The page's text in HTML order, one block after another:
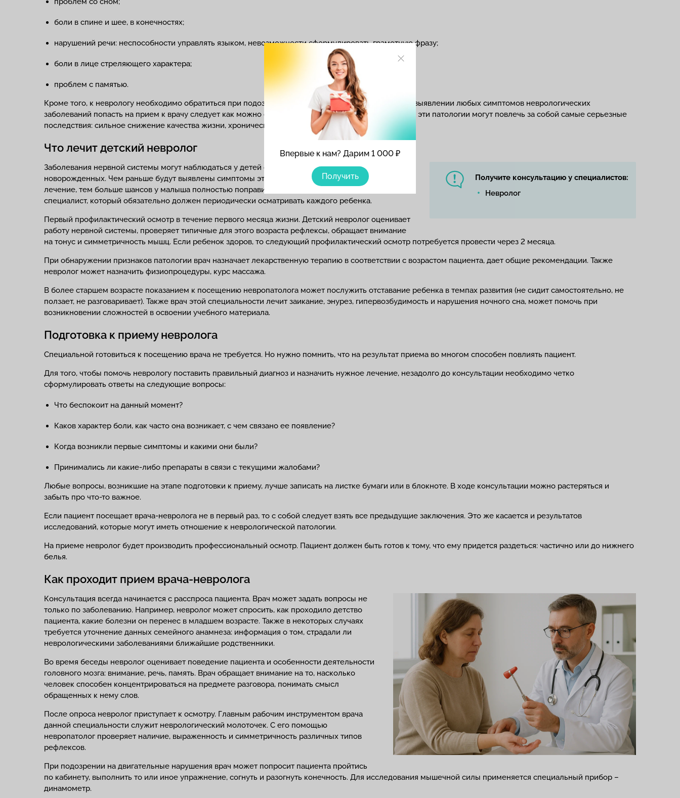
Впервые к нам? Дарим 1 000 ₽
Получить
боли в спине и шее, в конечностях;
нарушений речи: неспособности управлять языком, невозможности сформулировать грамотную фразу;
боли в лице стреляющего характера;
проблем с памятью.
Кроме того, к неврологу необходимо обратиться при подозрении на травму нервной системы. При выявлении любых симптомов неврологических
заболеваний попасть на прием к врачу следует как можно скорее, так как без правильного лечения эти патологии могут повлечь за собой самые серьезные
последствия: сильное снижение качества жизни, хронические боли, инвалидность.
Что лечит детский невролог
Получите консультацию у специалистов:
Невролог
Заболевания нервной системы могут наблюдаться у детей самого разного возраста, в том числе у
новорожденных. Чем раньше будут выявлены симптомы этих болезней и назначено оптимальное
лечение, тем больше шансов у малыша полностью поправиться. Поэтому невропатолог – это
специалист, который обязательно должен периодически осматривать каждого ребенка.
Первый профилактический осмотр в течение первого месяца жизни. Детский невролог оценивает
работу нервной системы, проверяет типичные для этого возраста рефлексы, обращает внимание
на тонус и симметричность мышц. Если ребенок здоров, то следующий профилактический осмотр потребуется провести через 2 месяца.
При обнаружении признаков патологии врач назначает лекарственную терапию в соответствии с возрастом пациента, дает общие рекомендации. Также
невролог может назначить физиопроцедуры, курс массажа.
В более старшем возрасте показанием к посещению невропатолога может послужить отставание ребенка в темпах развития (не сидит самостоятельно, не
ползает, не разговаривает). Также врач этой специальности лечит заикание, энурез, гипервозбудимость и нарушения ночного сна, может помочь при
возникновении сложностей в освоении учебного материала.
Подготовка к приему невролога
Специальной готовиться к посещению врача не требуется. Но нужно помнить, что на результат приема во многом способен повлиять пациент.
Для того, чтобы помочь неврологу поставить правильный диагноз и назначить нужное лечение, незадолго до консультации необходимо четко
сформулировать ответы на следующие вопросы:
Что беспокоит на данный момент?
Каков характер боли, как часто она возникает, с чем связано ее появление?
Когда возникли первые симптомы и какими они были?
Принимались ли какие-либо препараты в связи с текущими жалобами?
Любые вопросы, возникшие на этапе подготовки к приему, лучше записать на листке бумаги или в блокноте. В ходе консультации можно растеряться и
забыть про что-то важное.
Если пациент посещает врача-невролога не в первый раз, то с собой следует взять все предыдущие заключения. Это же касается и результатов
исследований, которые могут иметь отношение к неврологической патологии.
На приеме невролог будет производить профессиональный осмотр. Пациент должен быть готов к тому, что ему придется раздеться: частично или до нижнего
белья.
Как проходит прием врача-невролога
Консультация всегда начинается с расспроса пациента. Врач может задать вопросы не
только по заболеванию. Например, невролог может спросить, как проходило детство
пациента, какие болезни он перенес в младшем возрасте. Также в некоторых случаях
требуется уточнение данных семейного анамнеза: информация о том, страдали ли
неврологическими заболеваниями ближайшие родственники.
Во время беседы невролог оценивает поведение пациента и особенности деятельности
головного мозга: внимание, речь, память. Врач обращает внимание на то, насколько
человек способен концентрироваться на предмете разговора, понимать смысл
обращенных к нему слов.
После опроса невролог приступает к осмотру. Главным рабочим инструментом врача
данной специальности служит неврологический молоточек. С его помощью
невропатолог проверяет наличие, выраженность и симметричность различных типов
рефлексов.
При подозрении на двигательные нарушения врач может попросит пациента пройтись
по кабинету, выполнить то или иное упражнение, согнуть и разогнуть конечность. Для исследования мышечной силы применяется специальный прибор –
динамометр.